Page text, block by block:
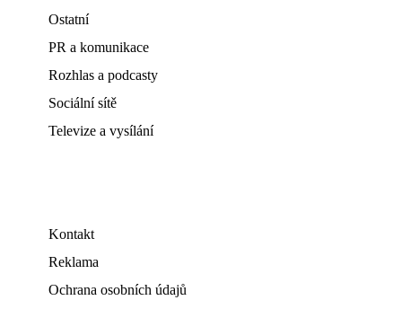
Ostatní
PR a komunikace
Rozhlas a podcasty
Sociální sítě
Televize a vysílání
Kontakt
Reklama
Ochrana osobních údajů